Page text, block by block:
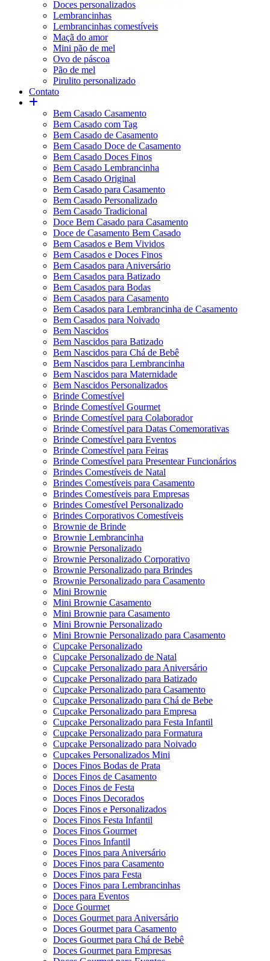
Doces personalizados
Lembrancinhas
Lembrancinhas comestíveis
Maçã do amor
Mini pão de mel
Ovo de páscoa
Pão de mel
Pirulito personalizado
Contato
Bem Casado Casamento
Bem Casado com Tag
Bem Casado de Casamento
Bem Casado Doce de Casamento
Bem Casado Doces Finos
Bem Casado Lembrancinha
Bem Casado Original
Bem Casado para Casamento
Bem Casado Personalizado
Bem Casado Tradicional
Doce Bem Casado para Casamento
Doce de Casamento Bem Casado
Bem Casados e Bem Vividos
Bem Casados e Doces Finos
Bem Casados para Aniversário
Bem Casados para Batizado
Bem Casados para Bodas
Bem Casados para Casamento
Bem Casados para Lembrancinha de Casamento
Bem Casados para Noivado
Bem Nascidos
Bem Nascidos para Batizado
Bem Nascidos para Chá de Bebê
Bem Nascidos para Lembrancinha
Bem Nascidos para Maternidade
Bem Nascidos Personalizados
Brinde Comestível
Brinde Comestível Gourmet
Brinde Comestível para Colaborador
Brinde Comestível para Datas Comemorativas
Brinde Comestível para Eventos
Brinde Comestível para Feiras
Brinde Comestível para Presentear Funcionários
Brindes Comestíveis de Natal
Brindes Comestíveis para Casamento
Brindes Comestíveis para Empresas
Brindes Comestível Personalizado
Brindes Corporativos Comestíveis
Brownie de Brinde
Brownie Lembrancinha
Brownie Personalizado
Brownie Personalizado Corporativo
Brownie Personalizado para Brindes
Brownie Personalizado para Casamento
Mini Brownie
Mini Brownie Casamento
Mini Brownie para Casamento
Mini Brownie Personalizado
Mini Brownie Personalizado para Casamento
Cupcake Personalizado
Cupcake Personalizado de Natal
Cupcake Personalizado para Aniversário
Cupcake Personalizado para Batizado
Cupcake Personalizado para Casamento
Cupcake Personalizado para Chá de Bebe
Cupcake Personalizado para Empresa
Cupcake Personalizado para Festa Infantil
Cupcake Personalizado para Formatura
Cupcake Personalizado para Noivado
Cupcakes Personalizados Mini
Doces Finos Bodas de Prata
Doces Finos de Casamento
Doces Finos de Festa
Doces Finos Decorados
Doces Finos e Personalizados
Doces Finos Festa Infantil
Doces Finos Gourmet
Doces Finos Infantil
Doces Finos para Aniversário
Doces Finos para Casamento
Doces Finos para Festa
Doces Finos para Lembrancinhas
Doces para Eventos
Doce Gourmet
Doces Gourmet para Aniversário
Doces Gourmet para Casamento
Doces Gourmet para Chá de Bebê
Doces Gourmet para Empresas